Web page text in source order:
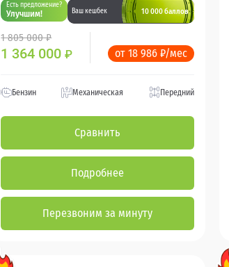
Есть предложение?
Улучшим! Ваш кешбек 10 000 баллов
1 805 000 ₽
1 364 000₽ от 18 986 ₽/мес
Бензин Механическая Передний
Сравнить
Подробнее
Перезвоним за минуту